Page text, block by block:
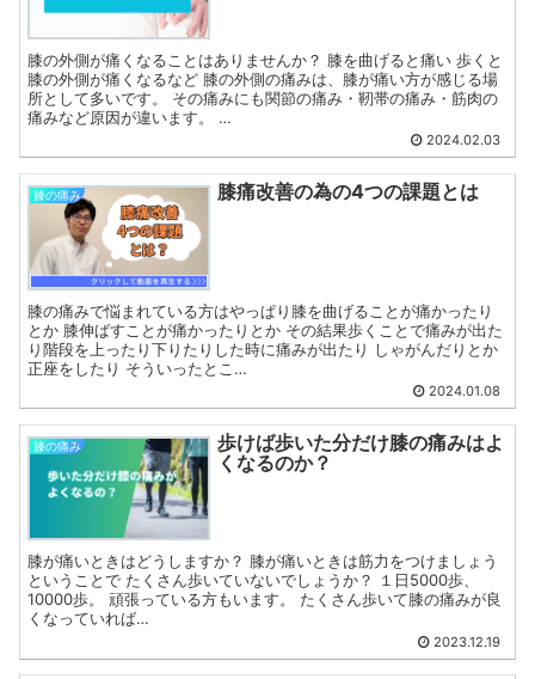
膝の外側が痛くなることはありませんか？ 膝を曲げると痛い 歩くと
膝の外側が痛くなるなど 膝の外側の痛みは、膝が痛い方が感じる場
所として多いです。 その痛みにも関節の痛み・靭帯の痛み・筋肉の
痛みなど原因が違います。 …
2024.02.03
膝の痛み 膝痛改善の為の4つの課題とは
膝の痛みで悩まれている方はやっぱり膝を曲げることが痛かったり
とか 膝伸ばすことが痛かったりとか その結果歩くことで痛みが出た
り階段を上ったり下りたりした時に痛みが出たり しゃがんだりとか
正座をしたり そういったとこ…
2024.01.08
膝の痛み
歩けば歩いた分だけ膝の痛みはよ
くなるのか？
膝が痛いときはどうしますか？ 膝が痛いときは筋力をつけましょう
ということで たくさん歩いていないでしょうか？ １日5000歩、
10000歩。 頑張っている方もいます。 たくさん歩いて膝の痛みが良
くなっていれば…
2023.12.19